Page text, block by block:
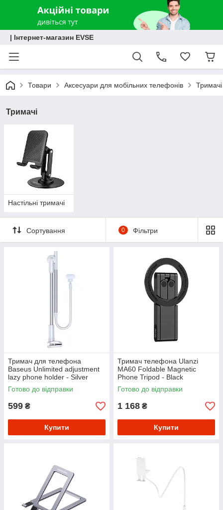
| Інтернет-магазин EVSE
Товари Аксесуари для мобільних телефонів Тримачі
Тримачі
Настільні тримачі
Сортування 0 Фільтри
Тримач для телефона
Baseus Unlimited adjustment
lazy phone holder - Silver
Готово до відправки
599 ₴
Купити
Тримач телефона Ulanzi
MA60 Foldable Magnetic
Phone Tripod - Black
Готово до відправки
1 168 ₴
Купити